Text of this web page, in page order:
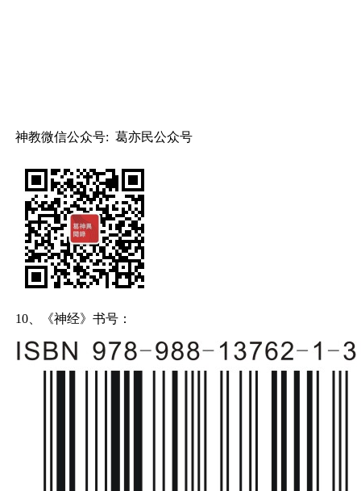
神教微信公众号: 葛亦民公众号
10、《神经》书号：